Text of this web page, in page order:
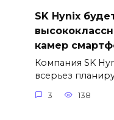
SK Hynix
камер
Компания SK
всерьез
3 138